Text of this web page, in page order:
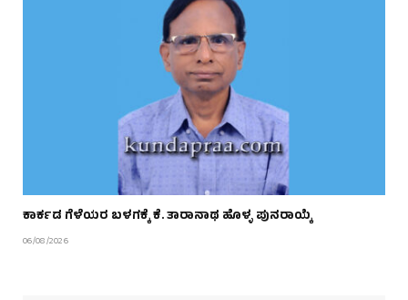
ಕಾರ್ಕಡ ಗೆಳೆಯರ ಬಳಗಕ್ಕೆ ಕೆ. ತಾರಾನಾಥ ಹೊಳ್ಳ ಪುನರಾಯ್ಕೆ
06/08/2026